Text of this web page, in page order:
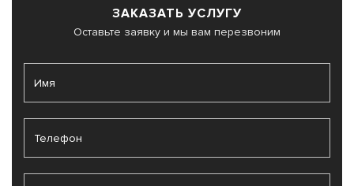
ЗАКАЗАТЬ УСЛУГУ
Оставьте заявку и мы вам перезвоним